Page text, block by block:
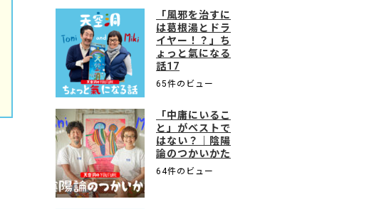
「風邪を治すに
は葛根湯とドラ
イヤー！？」ち
ょっと氣になる
話17
65件のビュー
「中庸にいるこ
と」がベストで
はない？｜陰陽
論のつかいかた
64件のビュー